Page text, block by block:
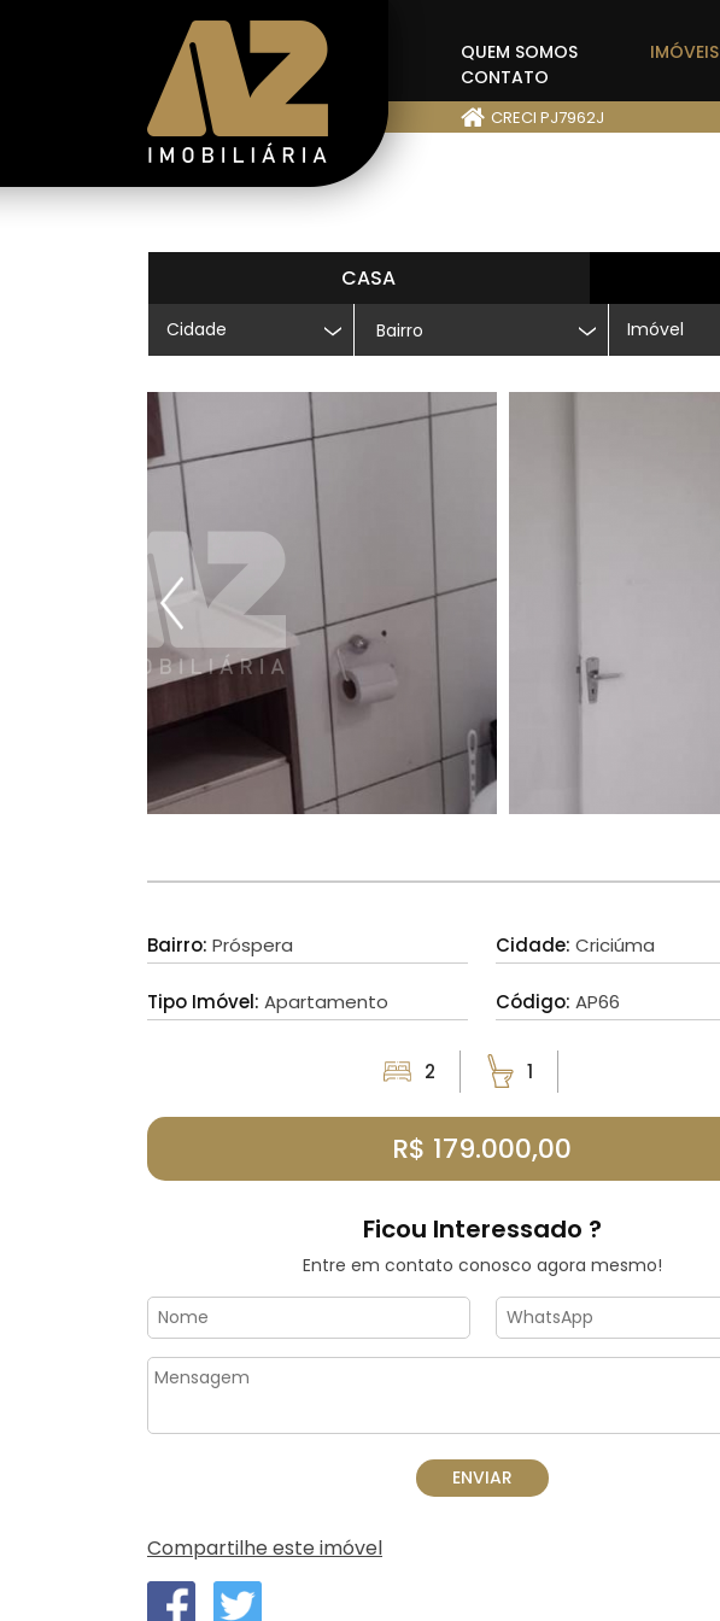
QUEM SOMOS IMÓVEIS
CONTATO
CRECI PJ7962J
CASA
Cidade: Criciúma
Bairro: Próspera
Código: AP66
Tipo Imóvel: Apartamento
2 1
R$ 179.000,00
Ficou Interessado ?
Entre em contato conosco agora mesmo!
Compartilhe este imóvel